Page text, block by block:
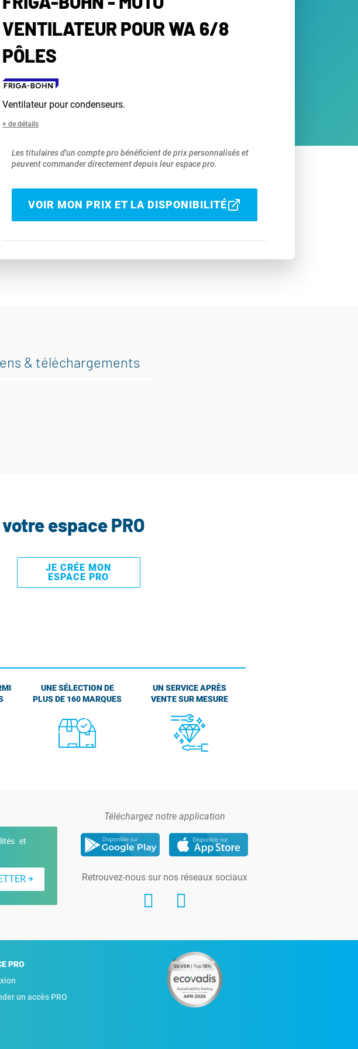
VENTILATEUR POUR WA 6/8
PÔLES
Ventilateur pour condenseurs.
+ de détails
Les titulaires d'un compte pro bénéficient de prix personnalisés et
peuvent commander directement depuis leur espace pro.
VOIR MON PRIX ET LA DISPONIBILITÉ
& téléchargements
espace PRO
JE CRÉE MON
ESPACE PRO
UNE SÉLECTION DE
PLUS DE 160 MARQUES
UN SERVICE APRÈS
VENTE SUR MESURE
et
Téléchargez notre application
Retrouvez-nous sur nos réseaux sociaux
PRO
un accès PRO